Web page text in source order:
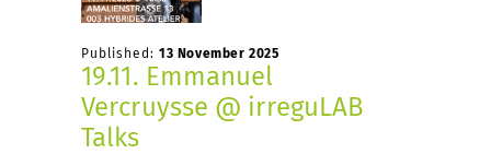
Published: 13 November 2025
19.11. Emmanuel
Vercruysse @ irreguLAB
Talks